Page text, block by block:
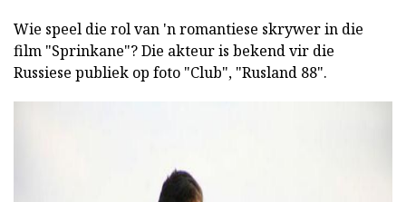
Wie speel die rol van 'n romantiese skrywer in die
film "Sprinkane"? Die akteur is bekend vir die
Russiese publiek op foto "Club", "Rusland 88".